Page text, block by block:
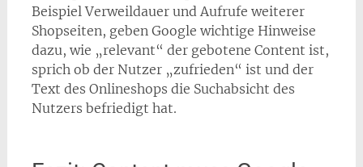
Beispiel Verweildauer und Aufrufe weiterer
Shopseiten, geben Google wichtige Hinweise
dazu, wie „relevant“ der gebotene Content ist,
sprich ob der Nutzer „zufrieden“ ist und der
Text des Onlineshops die Suchabsicht des
Nutzers befriedigt hat.